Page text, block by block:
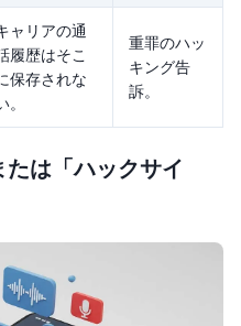
ャリアの通
履歴はそこ
保存されな
。
重罪のハッ
キング告
訴。
は「ハックサイ